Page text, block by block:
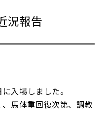
況報告
入場しました。
馬体重回復次第、調教